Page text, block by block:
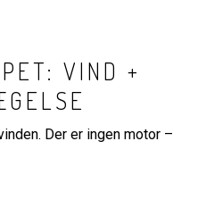
VIND +
Der er ingen motor –